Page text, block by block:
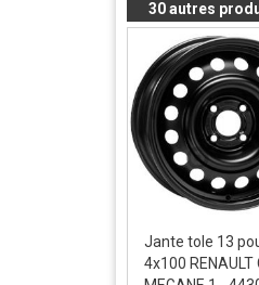
30 autres
Jante tole 13
4x100 RENAULT